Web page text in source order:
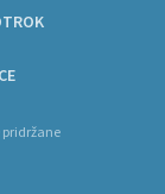
pridržane